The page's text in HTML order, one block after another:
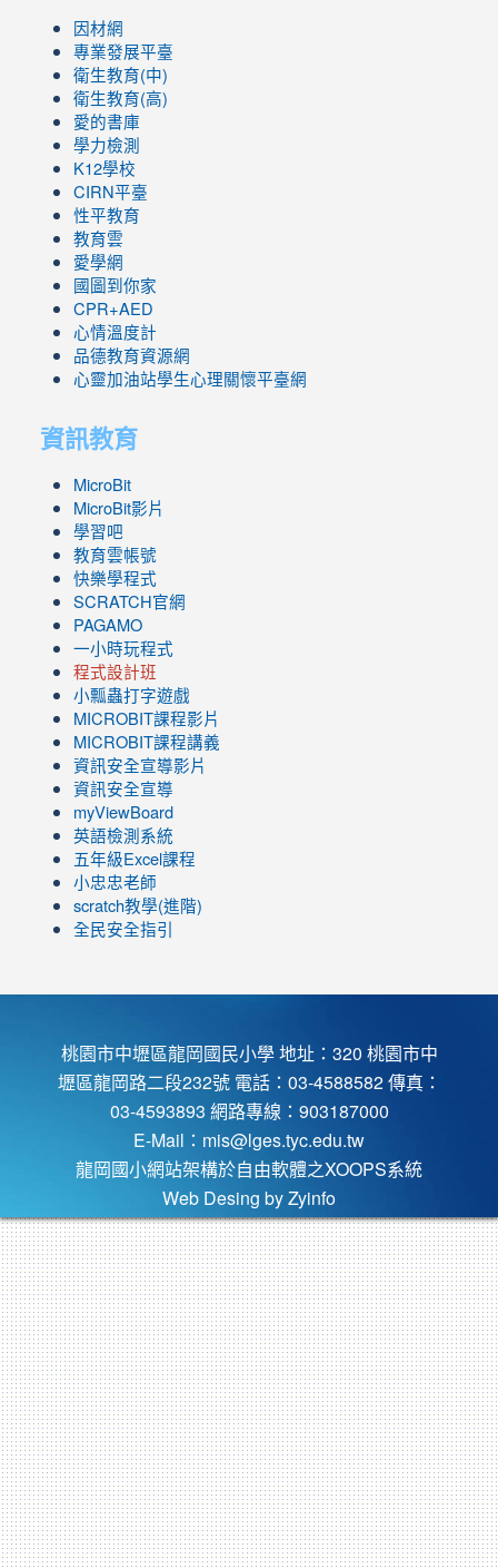
因材網
專業發展平臺
衛生教育(中)
衛生教育(高)
愛的書庫
學力檢測
K12學校
CIRN平臺
性平教育
教育雲
愛學網
國圖到你家
CPR+AED
心情溫度計
品德教育資源網
心靈加油站學生心理關懷平臺網
資訊教育
MicroBit
MicroBit影片
學習吧
教育雲帳號
快樂學程式
SCRATCH官網
PAGAMO
一小時玩程式
程式設計班
小瓢蟲打字遊戲
link
to
https://www.youtube.com/channel/UC8LghzcV5-
ZBGmXwlbUndNA/videos?
view=0&sort=dd&shelf_id=0
MICROBIT課程影片
link
to
https://www.youtube.com/channel/UC8LghzcV5-
ZBGmXwlbUndNA/videos?
view=0&sort=dd&shelf_id=0
MICROBIT課程講義
資訊安全宣導影片
資訊安全宣導
myViewBoard
英語檢測系統
五年級Excel課程
小忠忠老師
scratch教學(進階)
全民安全指引
桃園市中壢區龍岡國民小學 地址：320 桃園市中
壢區龍岡路二段232號 電話：03-4588582 傳真：
03-4593893 網路專線：903187000
E-Mail： mis@lges.tyc.edu.tw
龍岡國小網站架構於自由軟體之XOOPS系統
Web Desing by Zyinfo